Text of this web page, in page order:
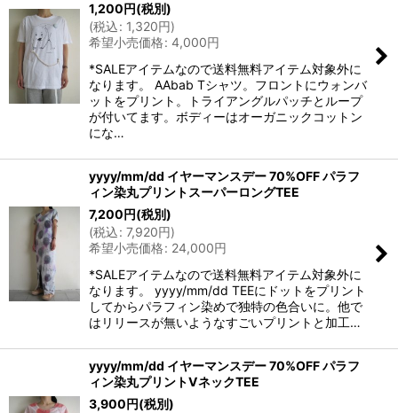
1,200円(税別)
(税込: 1,320円)
希望小売価格: 4,000円
*SALEアイテムなので送料無料アイテム対象外に
なります。 AAbab Tシャツ。フロントにウォンバ
ットをプリント。トライアングルパッチとループ
が付いてます。ボディーはオーガニックコットン
にな…
yyyy/mm/dd イヤーマンスデー 70%OFF パラフ
ィン染丸プリントスーパーロングTEE
7,200円(税別)
(税込: 7,920円)
希望小売価格: 24,000円
*SALEアイテムなので送料無料アイテム対象外に
なります。 yyyy/mm/dd TEEにドットをプリント
してからパラフィン染めで独特の色合いに。他で
はリリースが無いようなすごいプリントと加工…
yyyy/mm/dd イヤーマンスデー 70%OFF パラフ
ィン染丸プリントVネックTEE
3,900円(税別)